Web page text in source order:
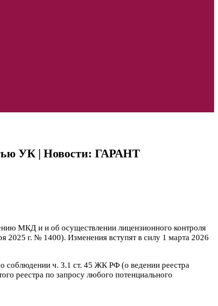
УК | Новости: ГАРАНТ
МКД и и об осуществлении лицензионного контроля
2025 г. № 1400). Изменения вступят в силу 1 марта 2026
соблюдении ч. 3.1 ст. 45 ЖК РФ (о ведении реестра
реестра по запросу любого потенциального